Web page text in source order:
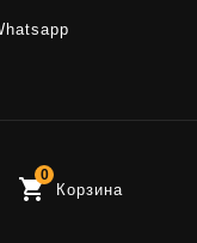
shopping_cart0
Корзина